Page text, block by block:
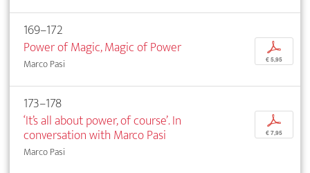
169–172
Power of Magic, Magic of Power
Marco Pasi
p
€ 5,95
173–178
‘It’s all about power, of course’. In
conversation with Marco Pasi
Marco Pasi
p
€ 7,95